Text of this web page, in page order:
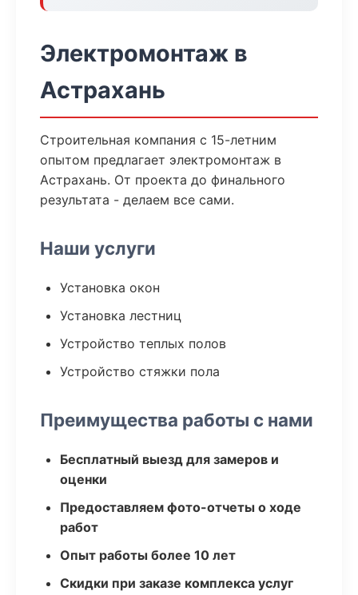
Электромонтаж в
Астрахань
Строительная компания с 15-летним
опытом предлагает электромонтаж в
Астрахань. От проекта до финального
результата - делаем все сами.
Наши услуги
Установка окон
Установка лестниц
Устройство теплых полов
Устройство стяжки пола
Преимущества работы с нами
Бесплатный выезд для замеров и
оценки
Предоставляем фото-отчеты о ходе
работ
Опыт работы более 10 лет
Скидки при заказе комплекса услуг